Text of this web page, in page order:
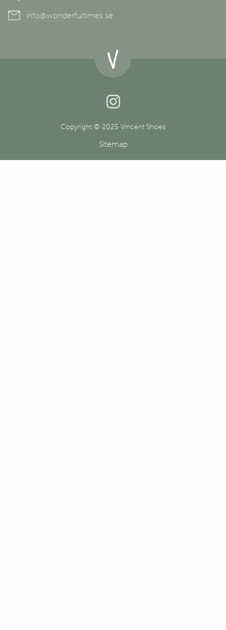
info@wonderfultimes.se
Copyright © 2025 Vincent Shoes
Sitemap